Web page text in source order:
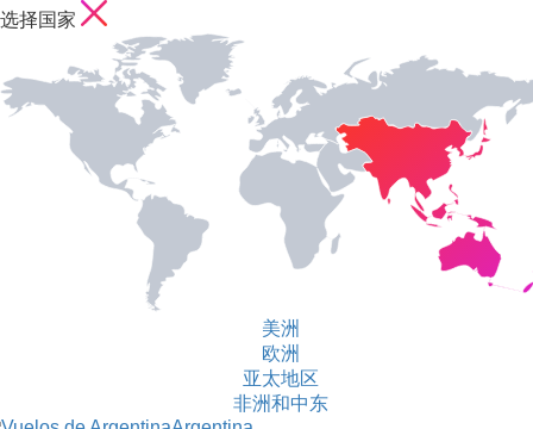
选择国家
美洲
欧洲
亚太地区
非洲和中东